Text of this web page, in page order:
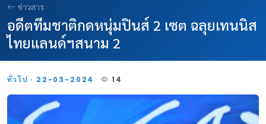
ข่าวสาร
อดีตทีมชาติกดหนุ่มปินส์ 2 เซต ฉลุยเทนนิส
ไทยแลนด์ฯสนาม 2
ทั่วไป · 22-03-2024 14